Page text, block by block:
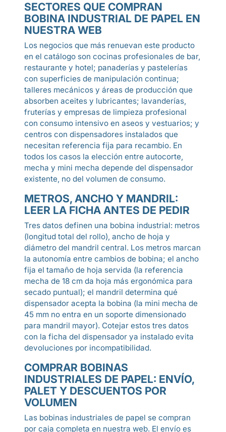
SECTORES QUE COMPRAN
BOBINA INDUSTRIAL DE PAPEL EN
NUESTRA WEB
Los negocios que más renuevan este producto
en el catálogo son cocinas profesionales de bar,
restaurante y hotel; panaderías y pastelerías
con superficies de manipulación continua;
talleres mecánicos y áreas de producción que
absorben aceites y lubricantes; lavanderías,
fruterías y empresas de limpieza profesional
con consumo intensivo en aseos y vestuarios; y
centros con dispensadores instalados que
necesitan referencia fija para recambio. En
todos los casos la elección entre autocorte,
mecha y mini mecha depende del dispensador
existente, no del volumen de consumo.
METROS, ANCHO Y MANDRIL:
LEER LA FICHA ANTES DE PEDIR
Tres datos definen una bobina industrial: metros
(longitud total del rollo), ancho de hoja y
diámetro del mandril central. Los metros marcan
la autonomía entre cambios de bobina; el ancho
fija el tamaño de hoja servida (la referencia
mecha de 18 cm da hoja más ergonómica para
secado puntual); el mandril determina qué
dispensador acepta la bobina (la mini mecha de
45 mm no entra en un soporte dimensionado
para mandril mayor). Cotejar estos tres datos
con la ficha del dispensador ya instalado evita
devoluciones por incompatibilidad.
COMPRAR BOBINAS
INDUSTRIALES DE PAPEL: ENVÍO,
PALET Y DESCUENTOS POR
VOLUMEN
Las bobinas industriales de papel se compran
por caja completa en nuestra web. El envío es